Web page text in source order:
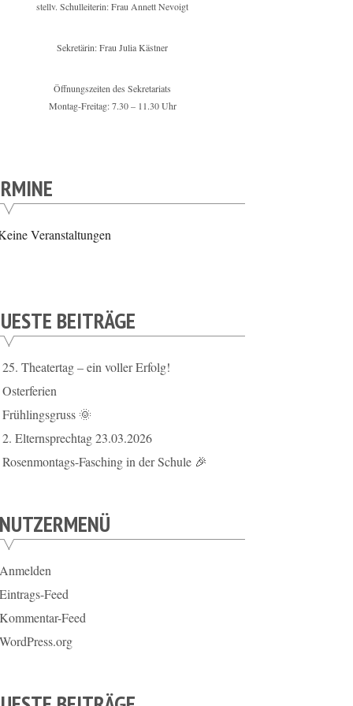
stellv. Schulleiterin: Frau Annett Nevoigt
Sekretärin: Frau Julia Kästner
Öffnungszeiten des Sekretariats
Montag-Freitag: 7.30 – 11.30 Uhr
Veranstaltungen
BEITRÄGE
25. Theatertag – ein voller Erfolg!
Osterferien
Frühlingsgruss 🌞
2. Elternsprechtag 23.03.2026
Rosenmontags-Fasching in der Schule 🎉
Feed
Feed